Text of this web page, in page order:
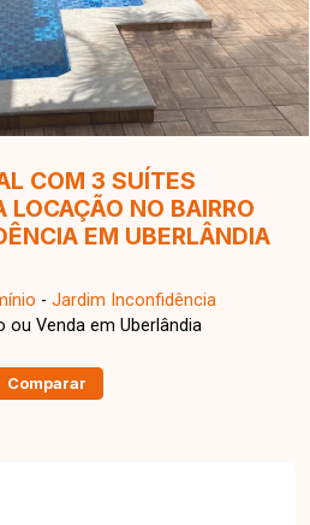
COM 3 SUÍTES
LOCAÇÃO NO BAIRRO
EM UBERLÂNDIA
- Jardim Inconfidência
ou Venda em Uberlândia
Comparar